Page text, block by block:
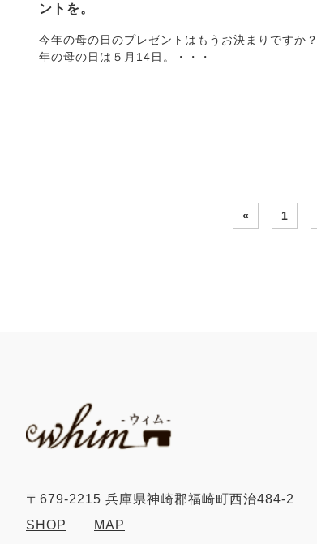
ントを。
今年の母の日のプレゼントはもうお決まりですか？ 今
年の母の日は５月14日。・・・
« 1
〒679-2215 兵庫県神崎郡福崎町西治484-2
SHOP
MAP